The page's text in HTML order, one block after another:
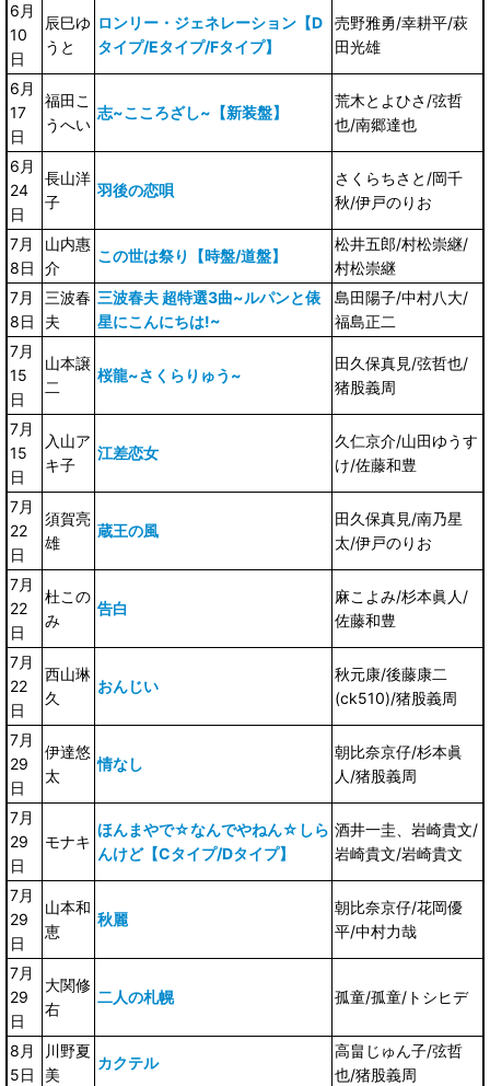
6月
10
日
辰巳ゆ
うと
ロンリー・ジェネレーション【D
タイプ/Eタイプ/Fタイプ】
売野雅勇/幸耕平/萩
田光雄
6月
17
日
福田こ
うへい
志~こころざし~【新装盤】
荒木とよひさ/弦哲
也/南郷達也
6月
24
日
長山洋
子
羽後の恋唄
さくらちさと/岡千
秋/伊戸のりお
7月
8日
山内惠
介
この世は祭り【時盤/道盤】
松井五郎/村松崇継/
村松崇継
7月
8日
三波春
夫
三波春夫 超特選3曲~ルパンと俵
星にこんにちは!~
島田陽子/中村八大/
福島正二
7月
15
日
山本譲
二
桜龍~さくらりゅう~
田久保真見/弦哲也/
猪股義周
7月
15
日
入山ア
キ子
江差恋女
久仁京介/山田ゆうす
け/佐藤和豊
7月
22
日
須賀亮
雄
蔵王の風
田久保真見/南乃星
太/伊戸のりお
7月
22
日
杜この
み
告白
麻こよみ/杉本眞人/
佐藤和豊
7月
22
日
西山琳
久
おんじい
秋元康/後藤康二
(ck510)/猪股義周
7月
29
日
伊達悠
太
情なし
朝比奈京仔/杉本眞
人/猪股義周
7月
29
日
モナキ
ほんまやで☆なんでやねん☆しら
んけど【Cタイプ/Dタイプ】
酒井一圭、岩崎貴文/
岩崎貴文/岩崎貴文
7月
29
日
山本和
恵
秋麗
朝比奈京仔/花岡優
平/中村力哉
7月
29
日
大関修
右
二人の札幌 孤童/孤童/トシヒデ
8月
5日
川野夏
美
カクテル
高畠じゅん子/弦哲
也/猪股義周